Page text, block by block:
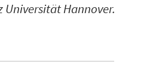
Universität Hannover.